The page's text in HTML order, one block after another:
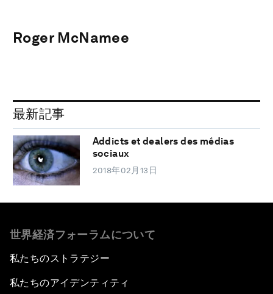
Roger McNamee
最新記事
Addicts et dealers des médias
sociaux
2018年02月13日
世界経済フォーラムについて
私たちのストラテジー
私たちのアイデンティティ